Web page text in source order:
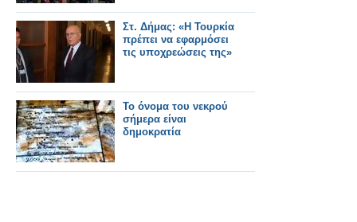
Στ. Δήμας: «Η Τουρκία
πρέπει να εφαρμόσει
τις υποχρεώσεις της»
To όνομα του νεκρού
σήμερα είναι
δημοκρατία